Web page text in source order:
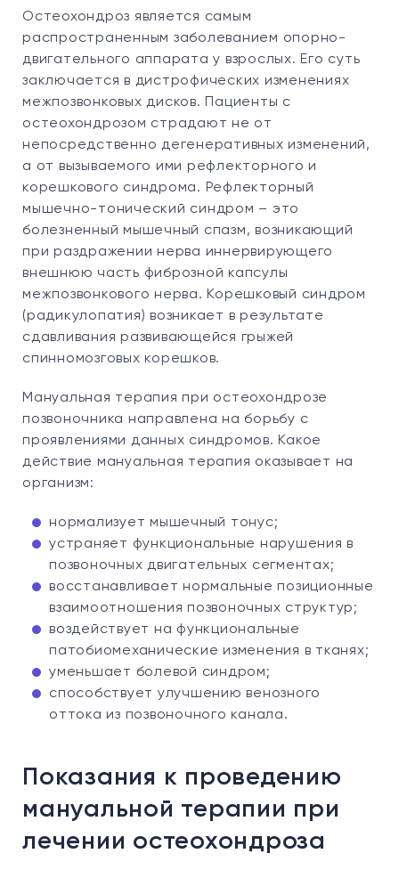
Остеохондроз является самым
распространенным заболеванием опорно-
двигательного аппарата у взрослых. Его суть
заключается в дистрофических изменениях
межпозвонковых дисков. Пациенты с
остеохондрозом страдают не от
непосредственно дегенеративных изменений,
а от вызываемого ими рефлекторного и
корешкового синдрома. Рефлекторный
мышечно-тонический синдром – это
болезненный мышечный спазм, возникающий
при раздражении нерва иннервирующего
внешнюю часть фиброзной капсулы
межпозвонкового нерва. Корешковый синдром
(радикулопатия) возникает в результате
сдавливания развивающейся грыжей
спинномозговых корешков.
Мануальная терапия при остеохондрозе
позвоночника направлена на борьбу с
проявлениями данных синдромов. Какое
действие мануальная терапия оказывает на
организм:
нормализует мышечный тонус;
устраняет функциональные нарушения в
позвоночных двигательных сегментах;
восстанавливает нормальные позиционные
взаимоотношения позвоночных структур;
воздействует на функциональные
патобиомеханические изменения в тканях;
уменьшает болевой синдром;
способствует улучшению венозного
оттока из позвоночного канала.
Показания к проведению
мануальной терапии при
лечении остеохондроза